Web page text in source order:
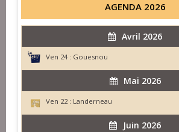
AGENDA 2026
Avril 2026
Ven 24 : Gouesnou
Mai 2026
Ven 22 : Landerneau
Juin 2026